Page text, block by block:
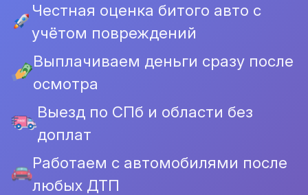
Честная оценка битого авто с
учётом повреждений
Выплачиваем деньги сразу после
осмотра
Выезд по СПб и области без
доплат
Работаем с автомобилями после
любых ДТП